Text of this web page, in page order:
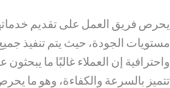
يحرص فريق العمل على تقديم
مستويات الجودة، حيث يتم تنفيذ
واحترافية إن العملاء غالبًا ما
تتميز بالسرعة والكفاءة، وهو ما